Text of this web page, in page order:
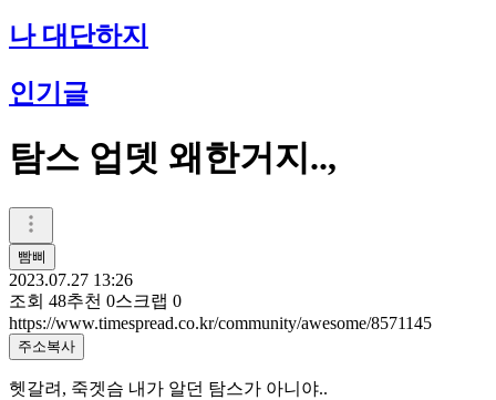
나 대단하지
인기글
탐스 업뎃 왜한거지..,
빰삐
2023.07.27 13:26
조회 48추천 0스크랩 0
https://www.timespread.co.kr/community/awesome/8571145
주소복사
헷갈려, 죽겟슴 내가 알던 탐스가 아니야..